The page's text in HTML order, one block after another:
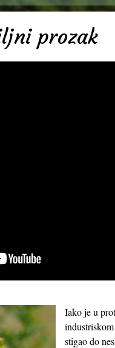
prozak
Iako je u
stigao do